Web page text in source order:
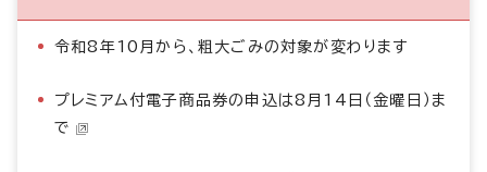
令和8年10月から、粗大ごみの対象が変わります
プレミアム付電子商品券の申込は8月14日（金曜日）ま
で